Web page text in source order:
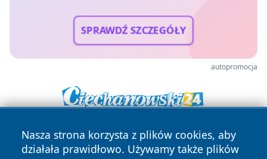
SPRAWDŹ SZCZEGÓŁY
autopromocja
Nasza strona korzysta z plików cookies, aby
działała prawidłowo. Używamy także plików